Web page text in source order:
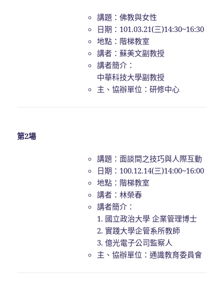
講題：佛教與女性
日期：101.03.21(三)14:30~16:30
地點：階梯教室
講者：蘇美文副教授
講者簡介：
中華科技大學副教授
主、協辦單位：研修中心
第2場
講題：面談間之技巧與人際互動
日期：100.12.14(三)14:00~16:00
地點：階梯教室
講者：林榮春
講者簡介：
1. 國立政治大學 企業管理博士
2. 實踐大學企管系所教師
3. 億光電子公司監察人
主、協辦單位：通識教育委員會